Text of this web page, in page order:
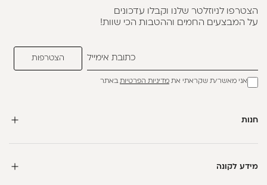
הצטרפו לניוזלטר שלנו וקבלו עדכונים
על המבצעים החמים וההטבות הכי שוות!
אני מאשר/ת שקראתי את מדיניות הפרטיותבאתר
חנות
מידע לקונה